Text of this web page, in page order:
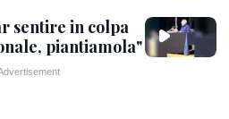
sentire in colpa
piantiamola"